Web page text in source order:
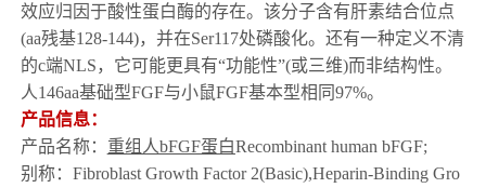
效应归因于酸性蛋白酶的存在。该分子含有肝素结合位点
(aa残基128-144)，并在Ser117处磷酸化。还有一种定义不清
的c端NLS，它可能更具有“功能性”(或三维)而非结构性。
人146aa基础型FGF与小鼠FGF基本型相同97%。
产品信息：
产品名称： 重组人bFGF蛋白Recombinant human bFGF;
别称： Fibroblast Growth Factor 2(Basic),Heparin-Binding Gro